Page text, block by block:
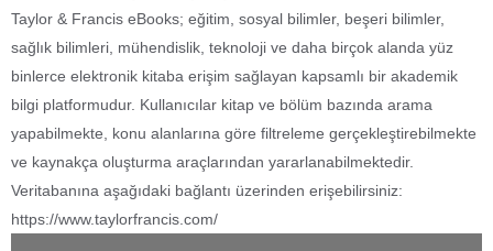
Taylor & Francis eBooks; eğitim, sosyal bilimler, beşeri bilimler,
sağlık bilimleri, mühendislik, teknoloji ve daha birçok alanda yüz
binlerce elektronik kitaba erişim sağlayan kapsamlı bir akademik
bilgi platformudur. Kullanıcılar kitap ve bölüm bazında arama
yapabilmekte, konu alanlarına göre filtreleme gerçekleştirebilmekte
ve kaynakça oluşturma araçlarından yararlanabilmektedir.
Veritabanına aşağıdaki bağlantı üzerinden erişebilirsiniz:
https://www.taylorfrancis.com/